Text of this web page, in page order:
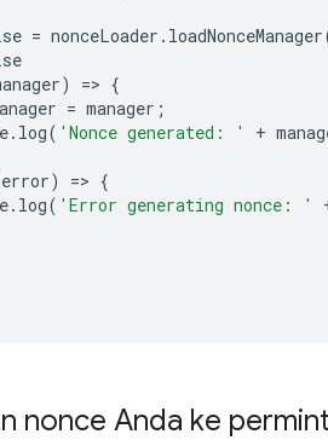
= nonceLoader . loadNonceManager
) => {
= manager ;
. log( 'Nonce generated: ' +
error) => {
. log( 'Error generating nonce: '
nonce Anda ke